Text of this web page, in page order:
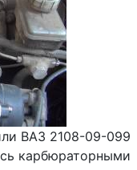
ВАЗ 2108-09-099
карбюраторными